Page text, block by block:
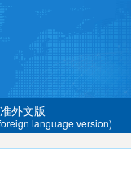
外文版
language version)